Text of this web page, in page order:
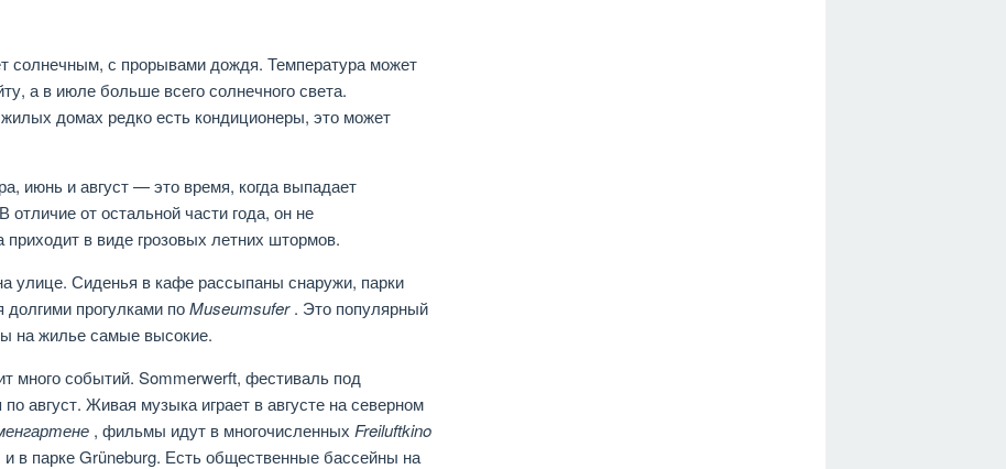
солнечным, с прорывами дождя. Температура может
а в июле больше всего солнечного света.
домах редко есть кондиционеры, это может
июнь и август — это время, когда выпадает
от остальной части года, он не
приходит в виде грозовых летних штормов.
улице. Сиденья в кафе рассыпаны снаружи, парки
прогулками поMuseumsufer. Это популярный
на жилье самые высокие.
много событий. Sommerwerft, фестиваль под
август. Живая музыка играет в августе на северном
, фильмы идут в многочисленных Freiluftkino
в парке Grüneburg. Есть общественные бассейны на